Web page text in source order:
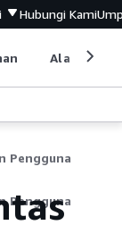
Hubungi Kami
Alat
Pengguna
Pengguna